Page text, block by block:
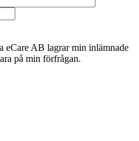
eCare AB lagrar min inlämnade
på min förfrågan.